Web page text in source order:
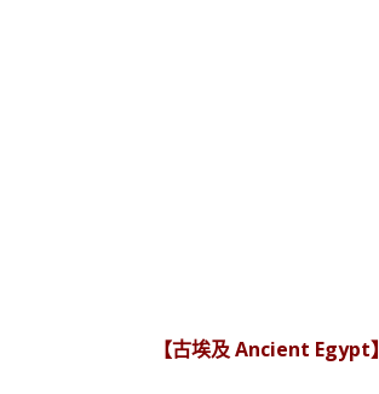
【古埃及 Ancient Egypt】